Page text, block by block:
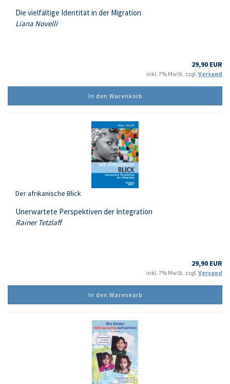
Die vielfältige Identität in der Migration
Liana Novelli
29,90 EUR
inkl. 7% MwSt. zzgl. Versand
In den Warenkorb
Der afrikanische Blick
Unerwartete Perspektiven der Integration
Rainer Tetzlaff
29,90 EUR
inkl. 7% MwSt. zzgl. Versand
In den Warenkorb